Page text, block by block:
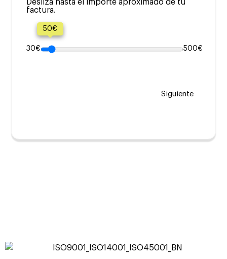
Desliza hasta el importe aproximado de tu
factura.
30€
50€
500€
Siguiente